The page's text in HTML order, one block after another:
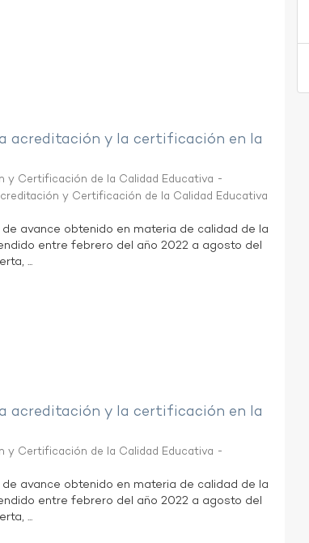
acreditación y la certificación en la
y Certificación de la Calidad Educativa -
y Certificación de la Calidad Educativa
avance obtenido en materia de calidad de la
entre febrero del año 2022 a agosto del
...
acreditación y la certificación en la
y Certificación de la Calidad Educativa -
avance obtenido en materia de calidad de la
entre febrero del año 2022 a agosto del
...